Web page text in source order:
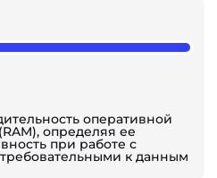
оперативной
определяя ее
при работе с
к данным